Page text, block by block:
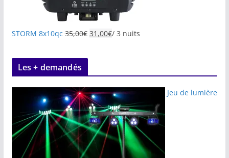
STORM 8x10qc 35,00€ 31,00€/ 3 nuits
Les + demandés
Jeu de lumière